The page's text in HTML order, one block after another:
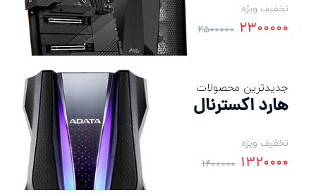
تخفیف ویژه
2500000 2300000
جدیدترین محصولات
هارد اکسترنال
تخفیف ویژه
1400000 1320000